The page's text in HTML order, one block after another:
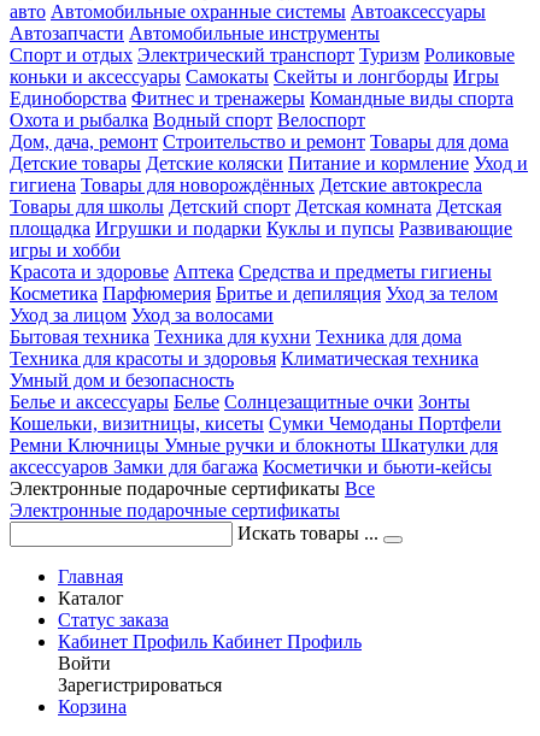
авто Автомобильные охранные системы Автоаксессуары
Автозапчасти Автомобильные инструменты
Спорт и отдых Электрический транспорт Туризм Роликовые
коньки и аксессуары Самокаты Скейты и лонгборды Игры
Единоборства Фитнес и тренажеры Командные виды спорта
Охота и рыбалка Водный спорт Велоспорт
Дом, дача, ремонт Строительство и ремонт Товары для дома
Детские товары Детские коляски Питание и кормление Уход и
гигиена Товары для новорождённых Детские автокресла
Товары для школы Детский спорт Детская комната Детская
площадка Игрушки и подарки Куклы и пупсы Развивающие
игры и хобби
Красота и здоровье Аптека Средства и предметы гигиены
Косметика Парфюмерия Бритье и депиляция Уход за телом
Уход за лицом Уход за волосами
Бытовая техника Техника для кухни Техника для дома
Техника для красоты и здоровья Климатическая техника
Умный дом и безопасность
Белье и аксессуары Белье Солнцезащитные очки Зонты
Кошельки, визитницы, кисеты Сумки Чемоданы Портфели
Ремни Ключницы Умные ручки и блокноты Шкатулки для
аксессуаров Замки для багажа Косметички и бьюти-кейсы
Электронные подарочные сертификаты Все
Электронные подарочные сертификаты
Искать товары ...
Главная
Каталог
Статус заказа
Кабинет Профиль Кабинет Профиль
Войти
Зарегистрироваться
Корзина